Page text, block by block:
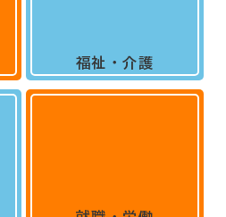
福祉・介護